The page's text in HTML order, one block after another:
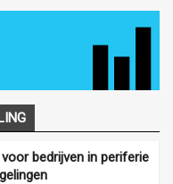
bedrijven in periferie